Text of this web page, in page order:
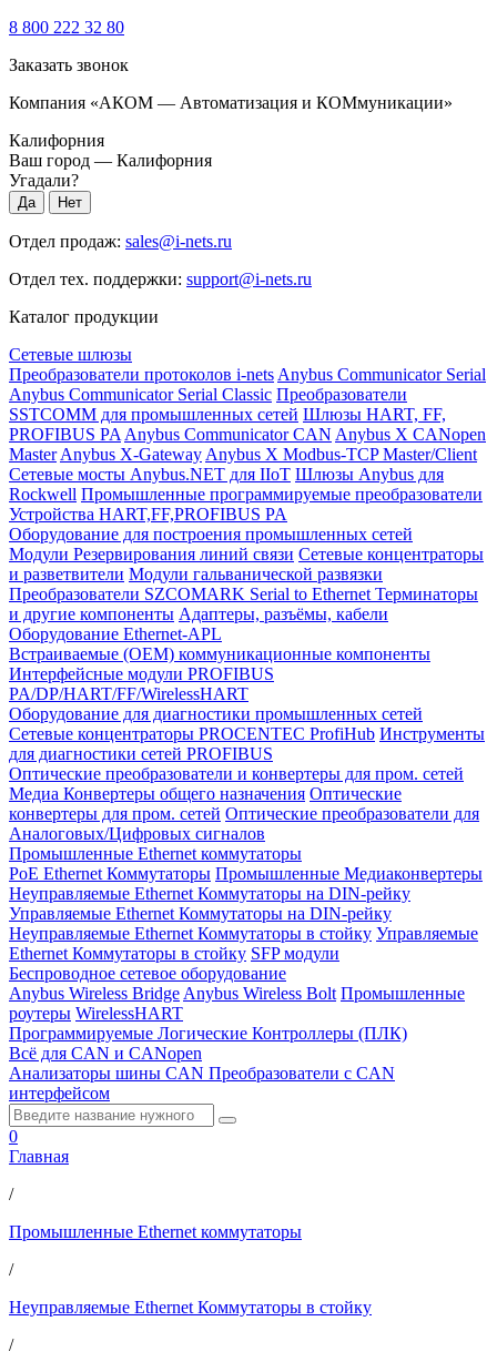
8 800 222 32 80
Заказать звонок
Компания «АКОМ — Автоматизация и КОМмуникации»
Калифорния
Ваш город — Калифорния
Угадали?
Отдел продаж: sales@i-nets.ru
Отдел тех. поддержки: support@i-nets.ru
Каталог продукции
Сетевые шлюзы
Преобразователи протоколов i-nets Anybus Communicator Serial
Anybus Communicator Serial Classic Преобразователи
SSTCOMM для промышленных сетей Шлюзы HART, FF,
PROFIBUS PA Anybus Communicator CAN Anybus X CANopen
Master Anybus X-Gateway Anybus X Modbus-TCP Master/Client
Сетевые мосты Anybus.NET для IIoT Шлюзы Anybus для
Rockwell Промышленные программируемые преобразователи
Устройства HART,FF,PROFIBUS PA
Оборудование для построения промышленных сетей
Модули Резервирования линий связи Сетевые концентраторы
и разветвители Модули гальванической развязки
Преобразователи SZCOMARK Serial to Ethernet Терминаторы
и другие компоненты Адаптеры, разъёмы, кабели
Оборудование Ethernet-APL
Встраиваемые (OEM) коммуникационные компоненты
Интерфейсные модули PROFIBUS
PA/DP/HART/FF/WirelessHART
Оборудование для диагностики промышленных сетей
Сетевые концентраторы PROCENTEC ProfiHub Инструменты
для диагностики сетей PROFIBUS
Оптические преобразователи и конвертеры для пром. сетей
Медиа Конвертеры общего назначения Оптические
конвертеры для пром. сетей Оптические преобразователи для
Аналоговых/Цифровых сигналов
Промышленные Ethernet коммутаторы
PoE Ethernet Коммутаторы Промышленные Медиаконвертеры
Неуправляемые Ethernet Коммутаторы на DIN-рейку
Управляемые Ethernet Коммутаторы на DIN-рейку
Неуправляемые Ethernet Коммутаторы в стойку Управляемые
Ethernet Коммутаторы в стойку SFP модули
Беспроводное сетевое оборудование
Anybus Wireless Bridge Anybus Wireless Bolt Промышленные
роутеры WirelessHART
Программируемые Логические Контроллеры (ПЛК)
Всё для CAN и CANopen
Анализаторы шины CAN Преобразователи с CAN
интерфейсом
0
Главная
/
Промышленные Ethernet коммутаторы
/
Неуправляемые Ethernet Коммутаторы в стойку
/